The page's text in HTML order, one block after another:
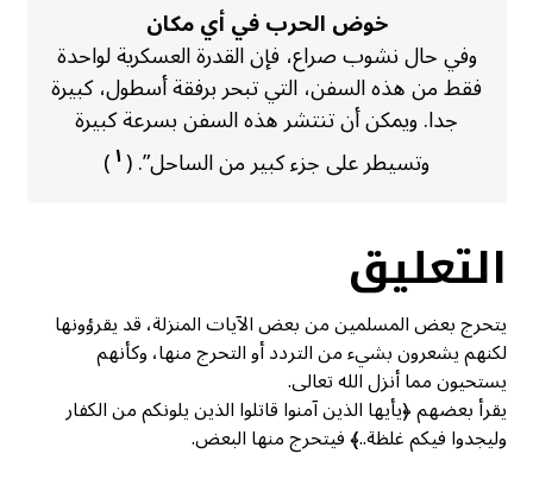
خوض الحرب في أي مكان
وفي حال نشوب صراع، فإن القدرة العسكرية لواحدة
فقط من هذه السفن، التي تبحر برفقة أسطول، كبيرة
جدا. ويمكن أن تنتشر هذه السفن بسرعة كبيرة
وتسيطر على جزء كبير من الساحل”. (١)
التعليق
يتحرج بعض المسلمين من بعض الآيات المنزلة، قد يقرؤونها
لكنهم يشعرون بشيء من التردد أو التحرج منها، وكأنهم
يستحيون مما أنزل الله تعالى.
يقرأ بعضهم ﴿يأيها الذين آمنوا قاتلوا الذين يلونكم من الكفار
وليجدوا فيكم غلظة..﴾ فيتحرج منها البعض.